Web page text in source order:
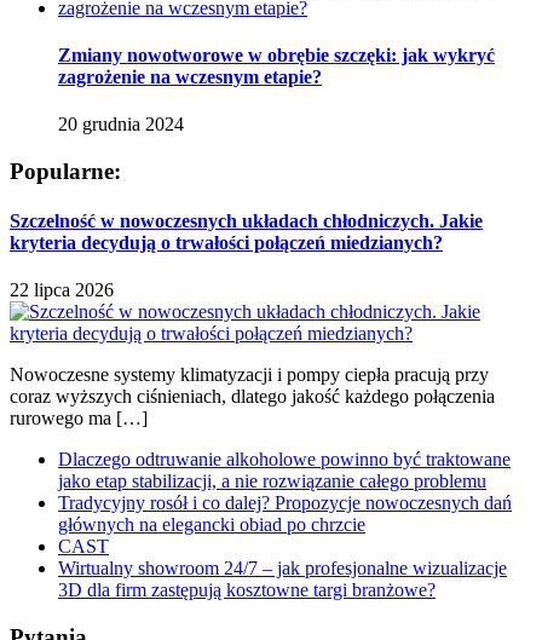
Zmiany nowotworowe w obrębie szczęki: jak wykryć
zagrożenie na wczesnym etapie?
20 grudnia 2024
Popularne:
Szczelność w nowoczesnych układach chłodniczych. Jakie
kryteria decydują o trwałości połączeń miedzianych?
22 lipca 2026
Nowoczesne systemy klimatyzacji i pompy ciepła pracują przy
coraz wyższych ciśnieniach, dlatego jakość każdego połączenia
rurowego ma […]
Dlaczego odtruwanie alkoholowe powinno być traktowane
jako etap stabilizacji, a nie rozwiązanie całego problemu
Tradycyjny rosół i co dalej? Propozycje nowoczesnych dań
głównych na elegancki obiad po chrzcie
CAST
Wirtualny showroom 24/7 – jak profesjonalne wizualizacje
3D dla firm zastępują kosztowne targi branżowe?